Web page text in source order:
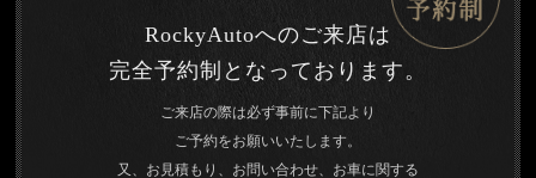
RockyAutoへのご来店は
完全予約制となっております。
ご来店の際は必ず事前に下記より
ご予約をお願いいたします。
又、お見積もり、お問い合わせ、お車に関する